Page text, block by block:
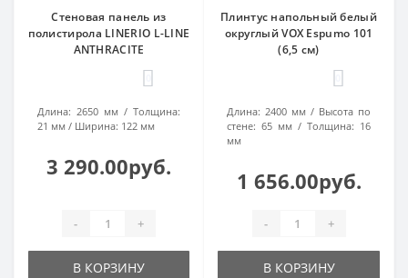
Стеновая панель из
полистирола LINERIO L-LINE
ANTHRACITE
Длина: 2650 мм
Толщина:
21 мм
Ширина: 122 мм
3 290.00руб.
- +
В КОРЗИНУ
Плинтус напольный белый
округлый VOX Espumo 101
(6,5 см)
Длина: 2400 мм
Высота по
стене: 65 мм Толщина: 16
мм
1 656.00руб.
- +
В КОРЗИНУ